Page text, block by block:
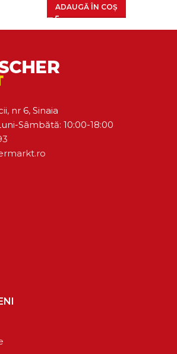
ADAUGĂ ÎN COȘ
nr 6, Sinaia
Sâmbătă: 10:00-18:00